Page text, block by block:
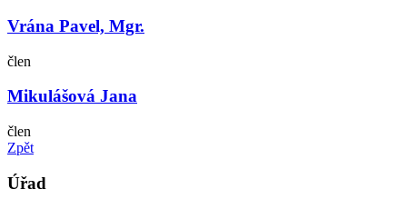
Vrána Pavel, Mgr.
člen
Mikulášová Jana
člen
Zpět
Úřad